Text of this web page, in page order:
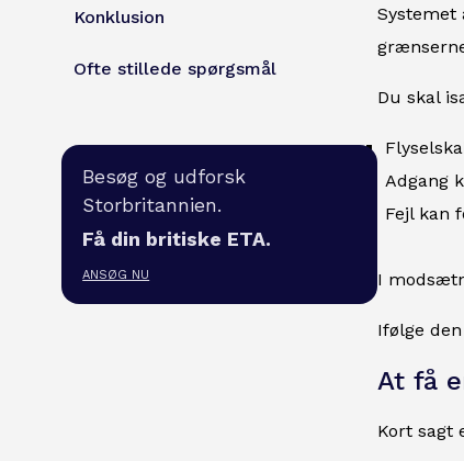
Konklusion
Ofte stillede spørgsmål
Besøg og udforsk
Storbritannien.
Få din britiske ETA.
ANSØG NU
Systemet
Du skal
Adgang
Fejl kan
I
Ifølge
At få
Kort sagt